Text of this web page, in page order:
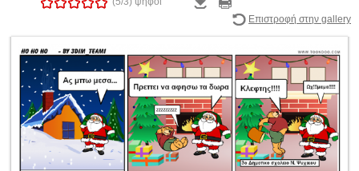
Επιστροφή στην gallery